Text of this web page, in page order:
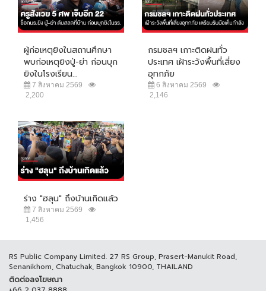
ผู้ก่อเหตุยิงในสถานศึกษา
พบก่อเหตุยิงปู่-ย่า ก่อนบุก
ยิงในโรงเรียน...
7 สิงหาคม 2569
2,200
กรมชลฯ เกาะติดฝนทั่ว
ประเทศ เฝ้าระวังพื้นที่เสี่ยง
อุทกภัย
6 สิงหาคม 2569
2,146
ร่าง "ฮลุน" ถึงบ้านเกิดแล้ว
7 สิงหาคม 2569
1,456
RS Public Company Limited. 27 RS Group, Prasert-Manukit Road,
Senanikhom, Chatuchak, Bangkok 10900, THAILAND
ติดต่อลงโฆษณา